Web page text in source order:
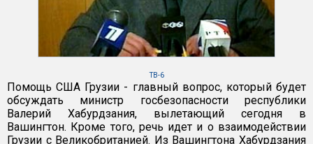
ТВ-6
Помощь США Грузии - главный вопрос, который будет
обсуждать министр госбезопасности республики
Валерий Хабурдзания, вылетающий сегодня в
Вашингтон. Кроме того, речь идет и о взаимодействии
Грузии с Великобританией. Из Вашингтона Хабурдзания